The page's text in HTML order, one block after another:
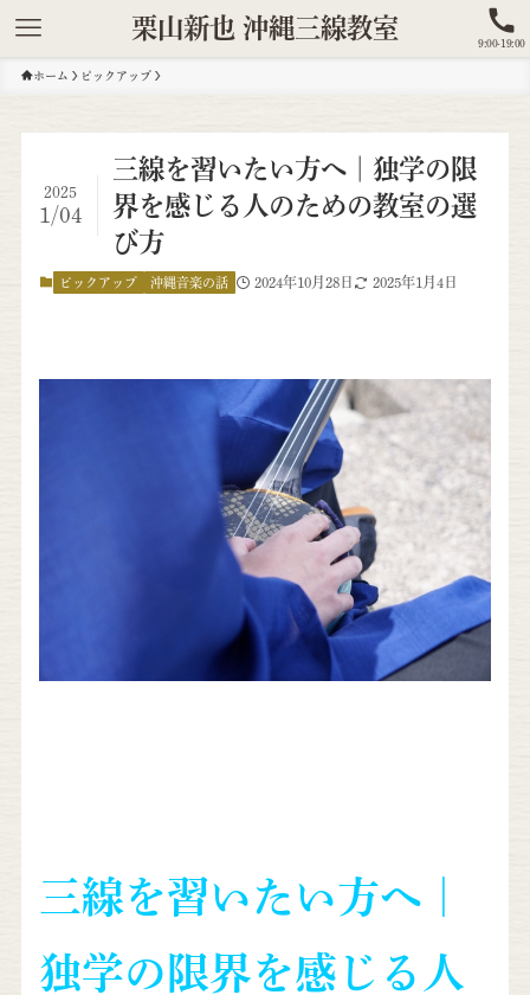
栗山新也 沖縄三線教室
9:00-19:00
ホーム ピックアップ
三線を習いたい方へ｜独学の限
界を感じる人のための教室の選
び方
2025
1/04
ピックアップ 沖縄音楽の話 2024年10月28日 2025年1月4日
三線を習いたい方へ｜
独学の限界を感じる人